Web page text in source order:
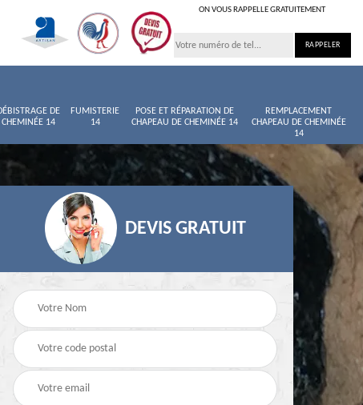
ON VOUS RAPPELLE GRATUITEMENT
DE
CHEMINÉE 14
FUMISTERIE
14
POSE ET RÉPARATION DE
CHAPEAU DE CHEMINÉE 14
REMPLACEMENT
CHAPEAU DE CHEMINÉE
14
Entretien de cheminée
Ramoneur 14
DEVIS GRATUIT